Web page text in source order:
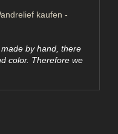
kaufen -
by hand, there
color. Therefore we